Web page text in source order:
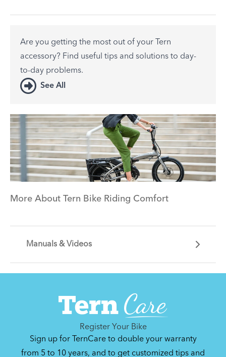
Are you getting the most out of your Tern
accessory? Find useful tips and solutions to day-
to-day problems.
See All
More About Tern Bike Riding Comfort
Manuals & Videos
problem. We've got you covered.
Syntace VRO 47 Adjustable Stem
Register Your Bike
Sign up for TernCare to double your warranty
from 5 to 10 years, and to get customized tips and